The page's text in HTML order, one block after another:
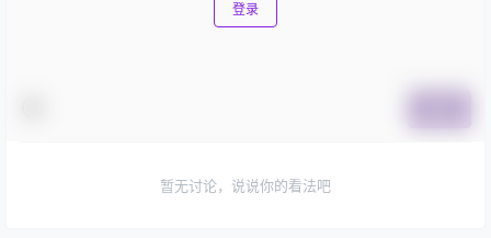
登录
暂无讨论，说说你的看法吧